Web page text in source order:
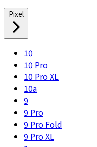
Pixel
10
10 Pro
10 Pro XL
10a
9
9 Pro
9 Pro Fold
9 Pro XL